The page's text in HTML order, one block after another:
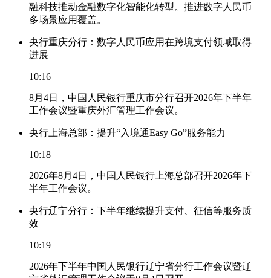
融科技推动金融数字化智能化转型。推进数字人民币
多场景应用覆盖。
央行重庆分行：数字人民币应用在跨境支付领域取得
进展
10:16
8月4日，中国人民银行重庆市分行召开2026年下半年
工作会议暨重庆外汇管理工作会议。
央行上海总部：提升“入境通Easy Go”服务能力
10:18
2026年8月4日，中国人民银行上海总部召开2026年下
半年工作会议。
央行辽宁分行：下半年继续提升支付、征信等服务质
效
10:19
2026年下半年中国人民银行辽宁省分行工作会议暨辽